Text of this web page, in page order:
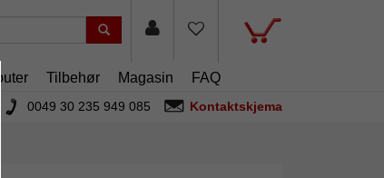
Tilbehør Magasin FAQ
0049 30 235 949 085 Kontaktskjema